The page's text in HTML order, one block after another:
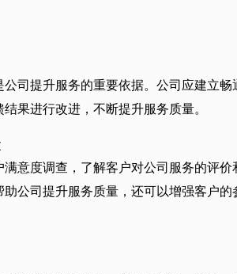
公司提升服务的重要依据。公司应建立
果进行改进，不断提升服务质量。
满意度调查，了解客户对公司服务的评
公司提升服务质量，还可以增强客户的